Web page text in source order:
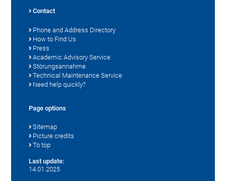
Contact
Phone and Address Directory
How to Find Us
Press
Academic Advisory Service
Störungsannahme
Technical Maintenance Service
Need help quickly?
Page options
Sitemap
Picture credits
To top
Last update:
14.01.2025